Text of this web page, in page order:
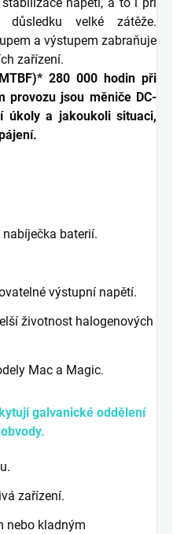
napětí, a to i při
velké zátěže.
a výstupem zabraňuje
zařízení.
280 000 hodin při
provozu jsou měniče DC-
úkoly a jakoukoli situaci,
baterií.
výstupní napětí.
životnost halogenových
Mac a Magic.
galvanické oddělení
zařízení.
nebo kladným